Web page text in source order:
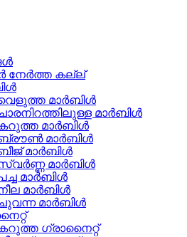
നേർത്ത കല്ല്
മാർബിൾ
ചാരനിറത്തിലുള്ള മാർബിൾ
മാർബിൾ
മാർബിൾ
മാർബിൾ
മാർബിൾ
മാർബിൾ
മാർബിൾ
ചുവന്ന മാർബിൾ
ഗ്രാനൈറ്റ്